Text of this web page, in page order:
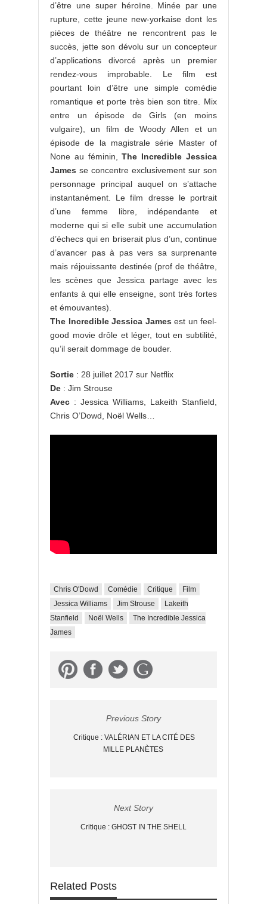
d’être une super héroïne. Minée par une
rupture, cette jeune new-yorkaise dont les
pièces de théâtre ne rencontrent pas le
succès, jette son dévolu sur un concepteur
d’applications divorcé après un premier
rendez-vous improbable. Le film est
pourtant loin d’être une simple comédie
romantique et porte très bien son titre. Mix
entre un épisode de Girls (en moins
vulgaire), un film de Woody Allen et un
épisode de la magistrale série Master of
None au féminin,The Incredible Jessica
James se concentre exclusivement sur son
personnage principal auquel on s’attache
instantanément. Le film dresse le portrait
d’une femme libre, indépendante et
moderne qui si elle subit une accumulation
d’échecs qui en briserait plus d’un, continue
d’avancer pas à pas vers sa surprenante
mais réjouissante destinée (prof de théâtre,
les scènes que Jessica partage avec les
enfants à qui elle enseigne, sont très fortes
et émouvantes).
The Incredible Jessica James est un feel-
good movie drôle et léger, tout en subtilité,
qu’il serait dommage de bouder.
Sortie : 28 juillet 2017 sur Netflix
De : Jim Strouse
Avec : Jessica Williams, Lakeith Stanfield,
Chris O’Dowd, Noël Wells…
Chris O'Dowd Comédie Critique
Film
Jessica Williams
Jim Strouse
Lakeith
Stanfield
Noël Wells
The Incredible Jessica
James
Previous Story
Critique : VALÉRIAN ET LA CITÉ DES
MILLE PLANÈTES
Next Story
Critique : GHOST IN THE SHELL
Related Posts